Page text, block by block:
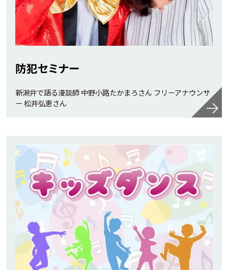
防犯セミナー
新潟弁で語る漫談師 中野小路たかまろさん フリーアナウンサ
ー 松井弘恵さん